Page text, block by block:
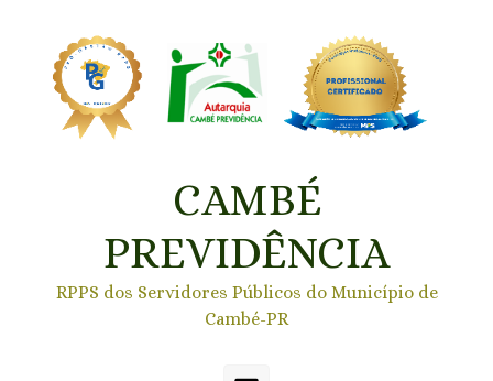
CAMBÉ
PREVIDÊNCIA
RPPS dos Servidores Públicos do Município de
Cambé-PR